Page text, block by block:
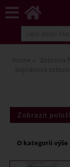
Home
Zobcová
Sopránová
O kategorii výše